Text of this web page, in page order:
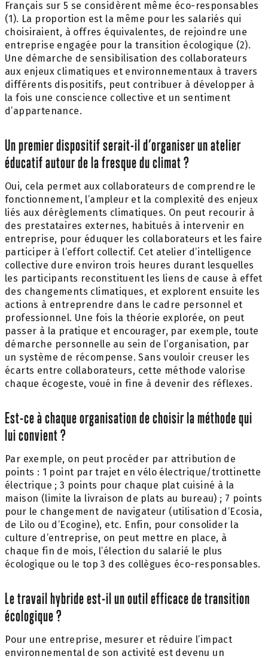
Français sur 5 se considèrent même éco-responsables
(1). La proportion est la même pour les salariés qui
choisiraient, à offres équivalentes, de rejoindre une
entreprise engagée pour la transition écologique (2).
Une démarche de sensibilisation des collaborateurs
aux enjeux climatiques et environnementaux à travers
différents dispositifs, peut contribuer à développer à
la fois une conscience collective et un sentiment
d’appartenance.
Un premier dispositif serait-il d’organiser un atelier
éducatif autour de la fresque du climat ?
Oui, cela permet aux collaborateurs de comprendre le
fonctionnement, l’ampleur et la complexité des enjeux
liés aux dérèglements climatiques. On peut recourir à
des prestataires externes, habitués à intervenir en
entreprise, pour éduquer les collaborateurs et les faire
participer à l’effort collectif. Cet atelier d’intelligence
collective dure environ trois heures durant lesquelles
les participants reconstituent les liens de cause à effet
des changements climatiques, et explorent ensuite les
actions à entreprendre dans le cadre personnel et
professionnel. Une fois la théorie explorée, on peut
passer à la pratique et encourager, par exemple, toute
démarche personnelle au sein de l’organisation, par
un système de récompense. Sans vouloir creuser les
écarts entre collaborateurs, cette méthode valorise
chaque écogeste, voué in fine à devenir des réflexes.
Est-ce à chaque organisation de choisir la méthode qui
lui convient ?
Par exemple, on peut procéder par attribution de
points : 1 point par trajet en vélo électrique/trottinette
électrique ; 3 points pour chaque plat cuisiné à la
maison (limite la livraison de plats au bureau) ; 7 points
pour le changement de navigateur (utilisation d’Ecosia,
de Lilo ou d’Ecogine), etc. Enfin, pour consolider la
culture d’entreprise, on peut mettre en place, à
chaque fin de mois, l’élection du salarié le plus
écologique ou le top 3 des collègues éco-responsables.
Le travail hybride est-il un outil efficace de transition
écologique ?
Pour une entreprise, mesurer et réduire l’impact
environnemental de son activité est devenu un